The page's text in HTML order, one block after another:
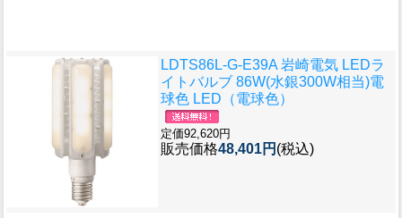
LDTS86L-G-E39A 岩崎電気 LEDラ
イトバルブ 86W(水銀300W相当)電
球色 LED（電球色）
定価92,620円
販売価格48,401円 (税込)